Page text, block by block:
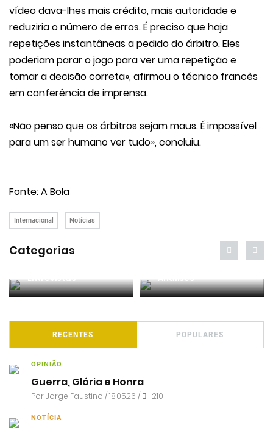
vídeo dava-lhes mais crédito, mais autoridade e
reduziria o número de erros. É preciso que haja
repetições instantâneas a pedido do árbitro. Eles
poderiam parar o jogo para ver uma repetição e
tomar a decisão correta», afirmou o técnico francês
em conferência de imprensa.
«Não penso que os árbitros sejam maus. É impossível
para um ser humano ver tudo», concluiu.
Fonte: A Bola
Internacional Notícias
Categorias
Entrevistas Análises
RECENTES POPULARES
OPINIÃO
Guerra, Glória e Honra
PorJorge Faustino / 18.05.26 / 210
NOTÍCIA